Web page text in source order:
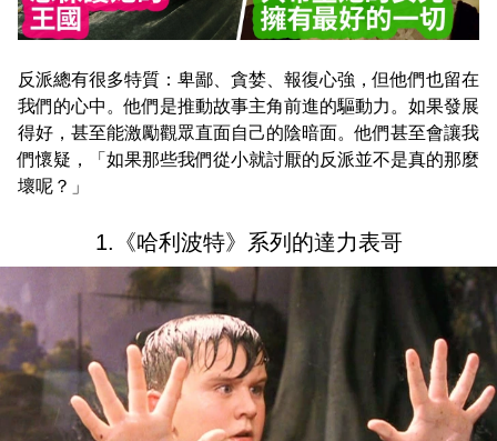
反派總有很多特質：卑鄙、貪婪、報復心強，但他們也留在
我們的心中。他們是推動故事主角前進的驅動力。如果發展
得好，甚至能激勵觀眾直面自己的陰暗面。他們甚至會讓我
們懷疑，「如果那些我們從小就討厭的反派並不是真的那麼
壞呢？」
1.《哈利波特》系列的達力表哥